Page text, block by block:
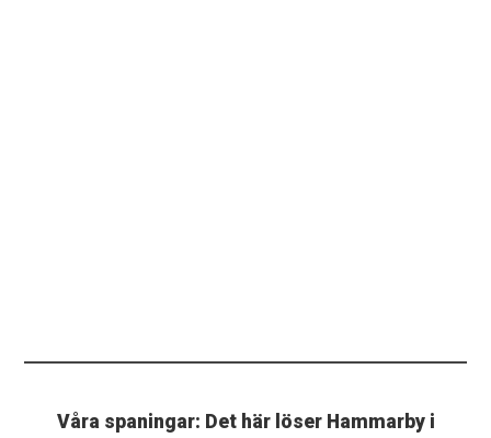
Våra spaningar: Det här löser Hammarby i